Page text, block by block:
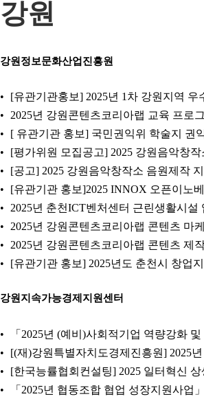
강원
강원정보문화산업진흥원
[유관기관홍보] 2025년 1차 강원지역
2025년 강원콘텐츠코리아랩 교육 프로
[ 유관기관 홍보] 국민권익위 학술지 권
[평가위원 모집공고] 2025 강원음악창
[공고] 2025 강원음악창작소 음원제작
[유관기관 홍보]2025 INNOX 오픈이노
2025년 춘천ICT벤처센터 근린생활시설
2025년 강원콘텐츠코리아랩 콘텐츠 마
2025년 강원콘텐츠코리아랩 콘텐츠 제
[유관기관 홍보] 2025년도 춘천시 창업
강원지속가능경제지원센터
「2025년 (예비)사회적기업 역량강화
[(재)강원특별자치도경제진흥원] 2025
[한국능률협회컨설팅] 2025 일터혁신
「2025년 협동조합 협업 성장지원사업